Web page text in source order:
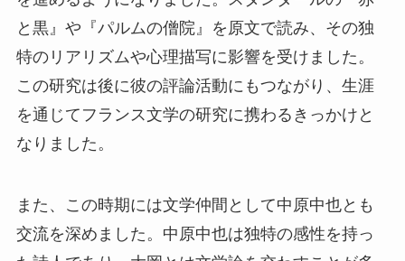
と黒』や『パルムの僧院』を原文で読み、その独
特のリアリズムや心理描写に影響を受けました。
この研究は後に彼の評論活動にもつながり、生涯
を通じてフランス文学の研究に携わるきっかけと
なりました。
また、この時期には文学仲間として中原中也とも
交流を深めました。中原中也は独特の感性を持っ